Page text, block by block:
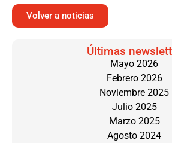
Volver a noticias
Últimas
Mayo 2026
Febrero 2026
Noviembre 2025
Julio 2025
Marzo 2025
Agosto 2024